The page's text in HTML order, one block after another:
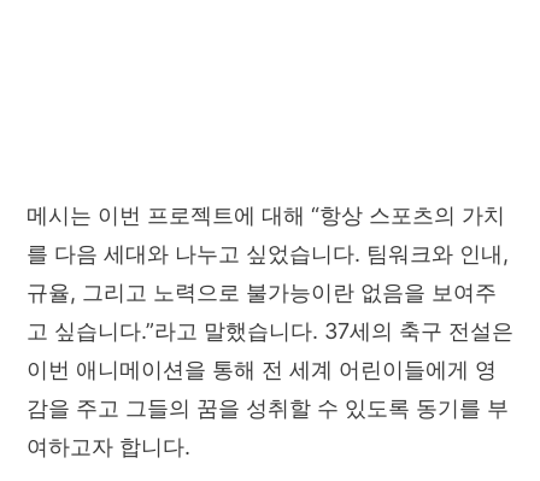
메시는 이번 프로젝트에 대해 “항상 스포츠의 가치
를 다음 세대와 나누고 싶었습니다. 팀워크와 인내,
규율, 그리고 노력으로 불가능이란 없음을 보여주
고 싶습니다.”라고 말했습니다. 37세의 축구 전설은
이번 애니메이션을 통해 전 세계 어린이들에게 영
감을 주고 그들의 꿈을 성취할 수 있도록 동기를 부
여하고자 합니다.